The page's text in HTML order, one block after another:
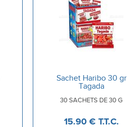
Sachet Haribo 30 gr
Tagada
30 SACHETS DE 30 G
15.90 € T.T.C.